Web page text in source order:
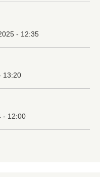
- 12:35
13:20
- 12:00